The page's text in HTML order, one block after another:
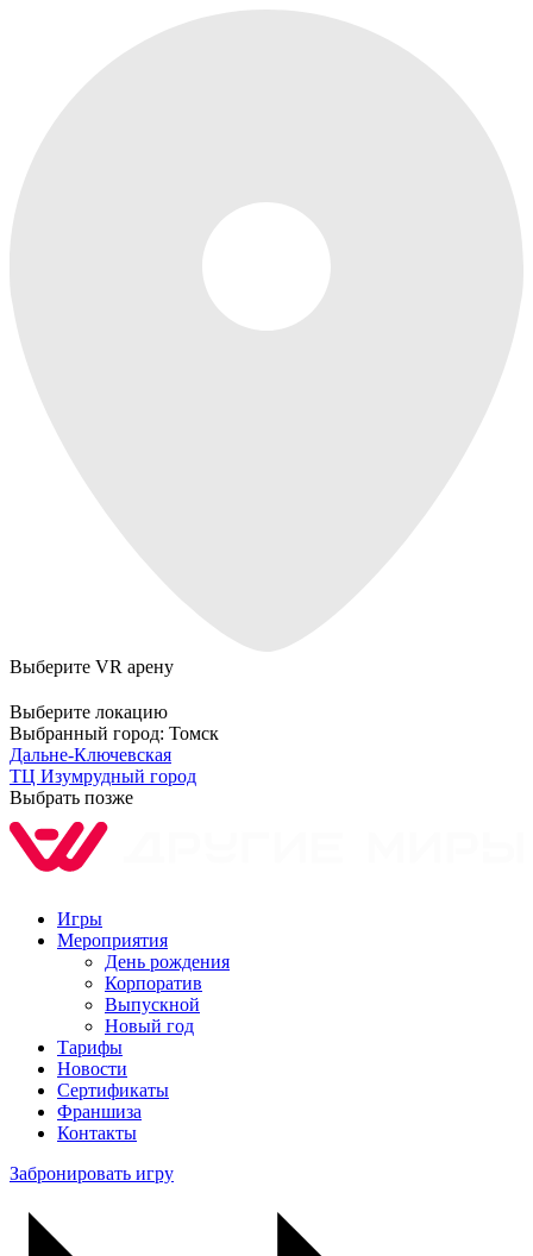
Выберите VR арену
Выберите локацию
Выбранный город: Томск
Дальне-Ключевская
ТЦ Изумрудный город
Выбрать позже
Игры
Мероприятия
День рождения
Корпоратив
Выпускной
Новый год
Тарифы
Новости
Сертификаты
Франшиза
Контакты
Забронировать игру